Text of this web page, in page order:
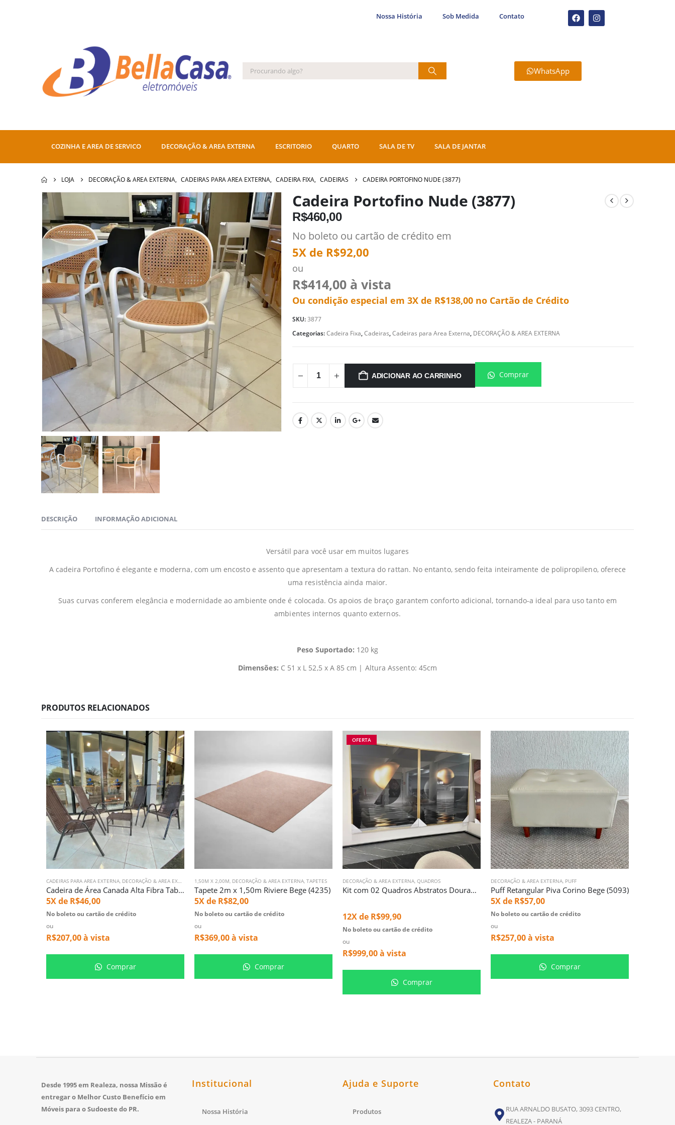
Nossa História Sob Medida Contato
WhatsApp
COZINHA E AREA DE SERVICO DECORAÇÃO & AREA EXTERNA ESCRITORIO QUARTO SALA DE TV SALA DE JANTAR
LOJA DECORAÇÃO & AREA EXTERNA, CADEIRAS PARA AREA EXTERNA, CADEIRA FIXA, CADEIRAS CADEIRA PORTOFINO NUDE (3877)
Cadeira Portofino Nude (3877)
R$460,00
No boleto ou cartão de crédito em
5X de R$92,00
ou
R$414,00 à vista
Ou condição especial em 3X de R$138,00 no Cartão de Crédito
SKU:3877
Categorias:Cadeira Fixa,Cadeiras,Cadeiras para Area Externa, DECORAÇÃO & AREA EXTERNA
ADICIONAR AO CARRINHO Comprar
DESCRIÇÃO INFORMAÇÃO ADICIONAL
Versátil para você usar em muitos lugares
A cadeira Portofino é elegante e moderna, com um encosto e assento que apresentam a textura do rattan. No entanto, sendo feita inteiramente de polipropileno, oferece
uma resistência ainda maior.
Suas curvas conferem elegância e modernidade ao ambiente onde é colocada. Os apoios de braço garantem conforto adicional, tornando-a ideal para uso tanto em
ambientes internos quanto externos.
Peso Suportado: 120 kg
Dimensões: C 51 x L 52,5 x A 85 cm | Altura Assento: 45cm
PRODUTOS RELACIONADOS
CADEIRAS PARA AREA EXTERNA DECORAÇÃO & AREA EXTERNA
Cadeira de Área Canada Alta Fibra Tabaco (2834)
5X de R$46,00
No boleto ou cartão de crédito
ou
R$207,00à vista
Comprar
1,50M X 2,00M DECORAÇÃO & AREA EXTERNA TAPETES
Tapete 2m x 1,50m Riviere Bege (4235)
5X de R$82,00
No boleto ou cartão de crédito
ou
R$369,00à vista
Comprar
OFERTA
DECORAÇÃO & AREA EXTERNA QUADROS
Kit com 02 Quadros Abstratos Dourados de Vidro Grande (3712)
12X de R$99,90
No boleto ou cartão de crédito
ou
R$999,00à vista
Comprar
DECORAÇÃO & AREA EXTERNA PUFF
Puff Retangular Piva Corino Bege (5093)
5X de R$57,00
No boleto ou cartão de crédito
ou
R$257,00à vista
Comprar
Desde 1995 em Realeza, nossa Missão é
entregar o Melhor Custo Benefício em
Móveis para o Sudoeste do PR.
Institucional
Nossa História
Ajuda e Suporte
Produtos
Contato
RUA ARNALDO BUSATO, 3093 CENTRO,
REALEZA - PARANÁ